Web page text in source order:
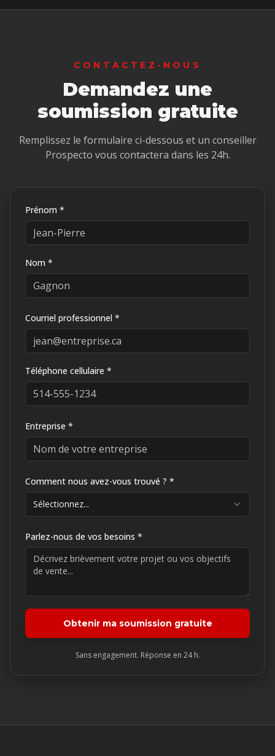
CONTACTEZ-NOUS
Demandez une
soumission gratuite
Remplissez le formulaire ci-dessous et un conseiller
Prospecto vous contactera dans les 24h.
Prénom *
Nom *
Courriel professionnel *
Téléphone cellulaire *
Entreprise *
Comment nous avez-vous trouvé ? *
Sélectionnez...
Parlez-nous de vos besoins *
Obtenir ma soumission gratuite
Sans engagement. Réponse en 24 h.